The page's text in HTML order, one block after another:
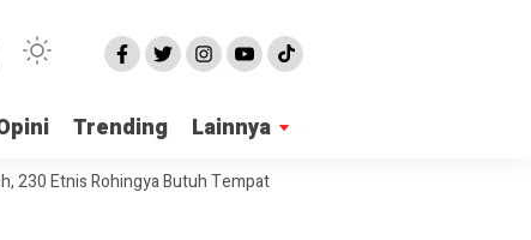
Trending Lainnya
Rohingya Butuh Tempat Penampungan